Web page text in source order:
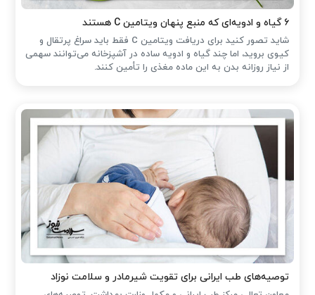
۶ گیاه و ادویه‌ای که منبع پنهان ویتامین C هستند
شاید تصور کنید برای دریافت ویتامین C فقط باید سراغ پرتقال و
کیوی بروید، اما چند گیاه و ادویه ساده در آشپزخانه می‌توانند سهمی
از نیاز روزانه بدن به این ماده مغذی را تأمین کنند.
توصیه‌های طب ایرانی برای تقویت شیرمادر و سلامت نوزاد